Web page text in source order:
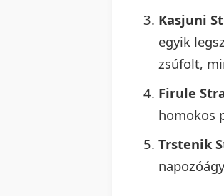
Kasjuni
egyik
zsúfolt,
Firule
homokos
Trstenik